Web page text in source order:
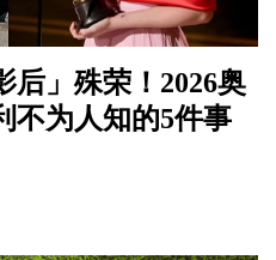
后」殊荣！2026奥
不为人知的5件事